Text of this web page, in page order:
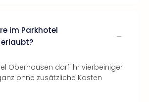
im Parkhotel
Oberhausen darf Ihr vierbeiniger
ohne zusätzliche Kosten